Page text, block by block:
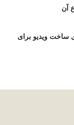
آن
ساخت ویدیو برای